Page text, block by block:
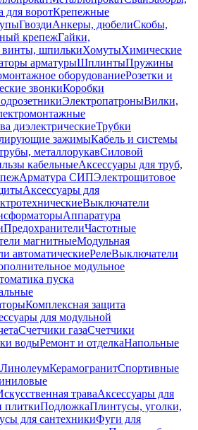
для воротКрепежные
ГвоздиАнкеры, дюбелиСкобы,
крепежГайки,
винты, шпилькиХомутыХимические
арматурыШплинтыПружины
оборудованиеРозетки и
звонкиКоробки
ЭлектропатроныВилки,
диэлектрическиеТрубки
зажимыКабель и системы
металлорукавСиловой
кабельныеАксессуары для труб,
Арматура СИПЭлектрощитовое
Аксессуары для
Выключатели
Аппаратура
ПредохранителиЧастотные
магнитныеМодульная
автоматическиеРелеВыключатели
модульное
пуска
Комплексная защита
для модульной
Счетчики газаСчетчики
водыРемонт и отделкаНапольные
ЛинолеумКерамогранитСпортивные
траваАксессуары для
плиткиПодложкаПлинтусы, уголки,
для сантехникиФуги для